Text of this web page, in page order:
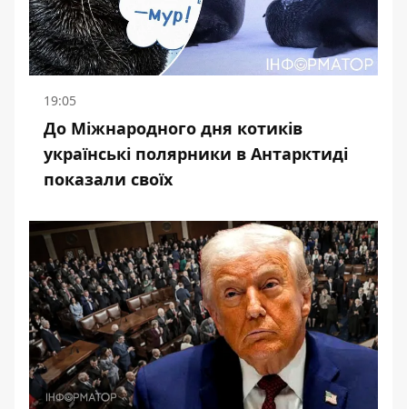
19:05
До Міжнародного дня котиків
українські полярники в Антарктиді
показали своїх